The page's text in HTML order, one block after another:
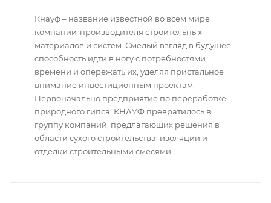
Кнауф – название известной во всем мире
компании-производителя строительных
материалов и систем. Смелый взгляд в будущее,
способность идти в ногу с потребностями
времени и опережать их, уделяя пристальное
внимание инвестиционным проектам.
Первоначально предприятие по переработке
природного гипса, КНАУФ превратилось в
группу компаний, предлагающих решения в
области сухого строительства, изоляции и
отделки строительными смесями.